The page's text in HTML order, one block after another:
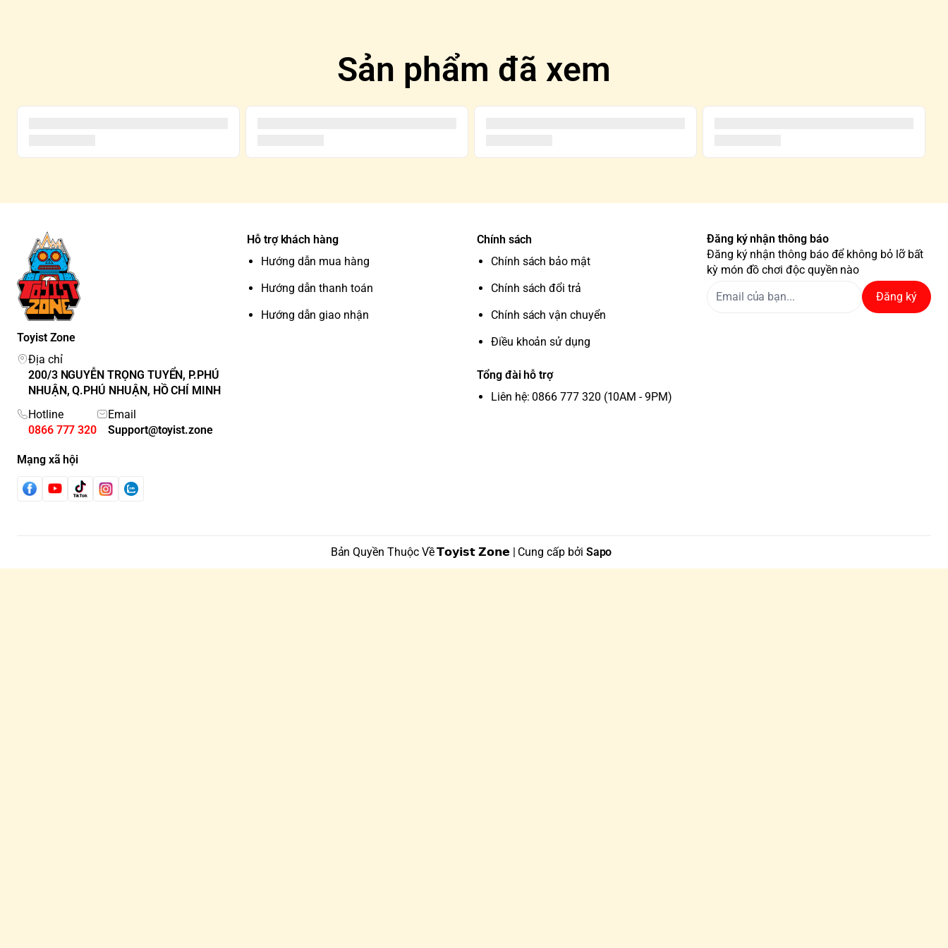
Sản phẩm đã xem
Toyist Zone
Địa chỉ
200/3 NGUYỄN TRỌNG TUYỂN, P.PHÚ
NHUẬN, Q.PHÚ NHUẬN, HỒ CHÍ MINH
Hotline
0866 777 320
Email
Support@toyist.zone
Mạng xã hội
Hỗ trợ khách hàng
Hướng dẫn mua hàng
Hướng dẫn thanh toán
Hướng dẫn giao nhận
Chính sách
Chính sách bảo mật
Chính sách đổi trả
Chính sách vận chuyển
Điều khoản sử dụng
Tổng đài hỗ trợ
Liên hệ: 0866 777 320 (10AM - 9PM)
Đăng ký nhận thông báo
Đăng ký nhận thông báo để không bỏ lỡ bất
kỳ món đồ chơi độc quyền nào
Đăng ký
Bản Quyền Thuộc Về 𝗧𝗼𝘆𝗶𝘀𝘁 𝗭𝗼𝗻𝗲 | Cung cấp bởi Sapo